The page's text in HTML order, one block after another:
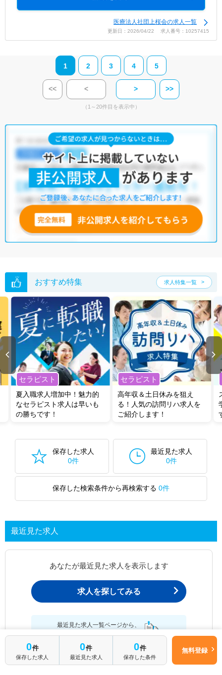
医療法人社団上桜会の求人一覧
更新日：2026/04/22 求人番号：10257415
1 2 3 4 5
<< < > >>
（1～20件目を表示中）
おすすめ特集 求人特集一覧
セラピスト
夏入職求人増加中！魅力的
なセラピスト求人は早いも
の勝ちです！
セラピスト
高年収＆土日休みを狙え
る！人気の訪問リハ求人を
ご紹介します！
保存した求人
0件
最近見た求人
0件
保存した検索条件から再検索する 0件
最近見た求人
あなたが最近見た求人を表示します
求人を探してみる
最近見た求人一覧ページから、
お問い合わせが可能です。
0件
保存した求人
0件
最近見た求人
0件
保存した条件
無料登録